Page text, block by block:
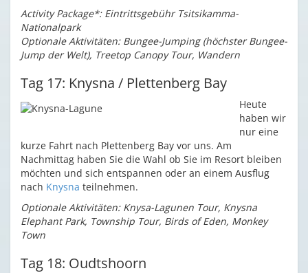
Activity Package*: Eintrittsgebühr Tsitsikamma-
Nationalpark
Optionale Aktivitäten: Bungee-Jumping (höchster Bungee-
Jump der Welt), Treetop Canopy Tour, Wandern
Tag 17: Knysna / Plettenberg Bay
Heute
haben wir
nur eine
kurze Fahrt nach Plettenberg Bay vor uns. Am
Nachmittag haben Sie die Wahl ob Sie im Resort bleiben
möchten und sich entspannen oder an einem Ausflug
nach Knysna teilnehmen.
Optionale Aktivitäten: Knysa-Lagunen Tour, Knysna
Elephant Park, Township Tour, Birds of Eden, Monkey
Town
Tag 18: Oudtshoorn